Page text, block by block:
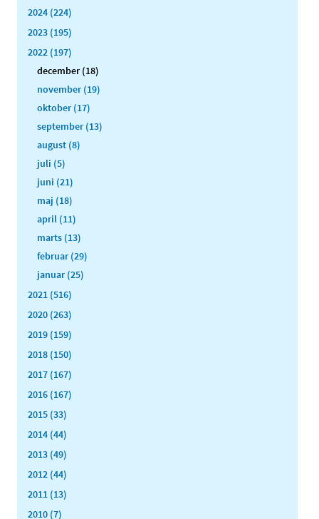
2024 (224)
2023 (195)
2022 (197)
december (18)
november (19)
oktober (17)
september (13)
august (8)
juli (5)
juni (21)
maj (18)
april (11)
marts (13)
februar (29)
januar (25)
2021 (516)
2020 (263)
2019 (159)
2018 (150)
2017 (167)
2016 (167)
2015 (33)
2014 (44)
2013 (49)
2012 (44)
2011 (13)
2010 (7)